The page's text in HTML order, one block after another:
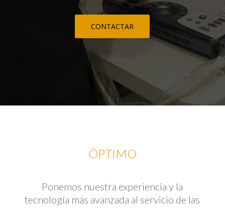
CONTACTAR
ÓPTIMO
Ponemos nuestra experiencia y la
tecnología más avanzada al servicio de las